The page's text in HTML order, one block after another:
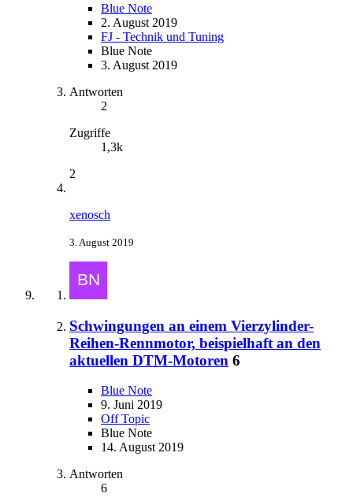
Blue Note
2. August 2019
FJ - Technik und Tuning
Blue Note
3. August 2019
Antworten
2
Zugriffe
1,3k
2
xenosch
3. August 2019
Schwingungen an einem Vierzylinder-
Reihen-Rennmotor, beispielhaft an den
aktuellen DTM-Motoren 6
Blue Note
9. Juni 2019
Off Topic
Blue Note
14. August 2019
Antworten
6